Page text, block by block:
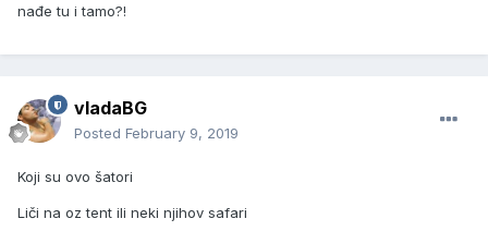
nađe tu i tamo?!
vladaBG
Posted February 9, 2019
Koji su ovo šatori
Liči na oz tent ili neki njihov safari